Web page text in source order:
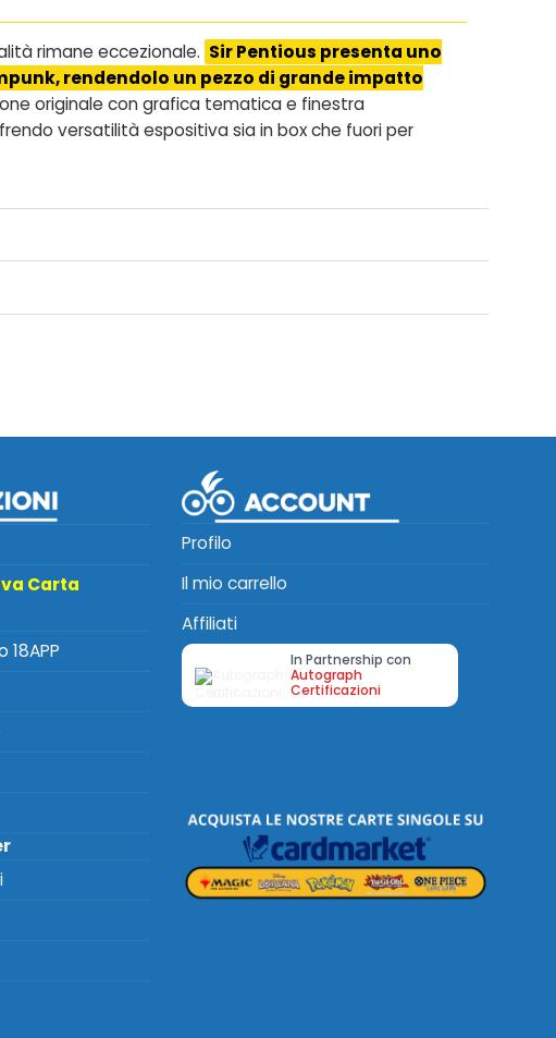
rimane eccezionale. Sir Pentious presenta uno
rendendolo un pezzo di grande impatto
originale con grafica tematica e finestra
versatilità espositiva sia in box che fuori per
Carta
18APP
Profilo
Il mio carrello
Affiliati
In Partnership con
Autograph
Certificazioni